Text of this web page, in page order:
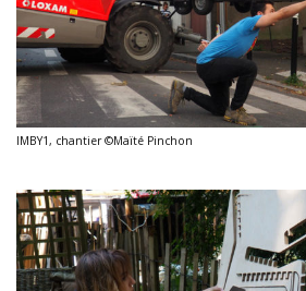
IMBY1, chantier ©Maïté Pinchon